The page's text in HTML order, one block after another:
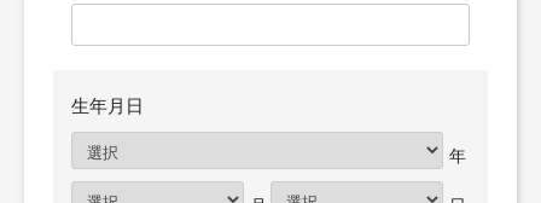
生年月日